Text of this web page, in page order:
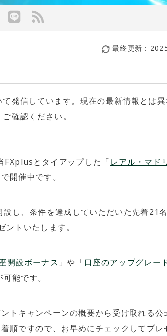
最終更新：
発信しています。現在の最新情報とは異
ご確認ください。
FXplusとタイアップした「 レアル・マド
開催中です。
し、条件を達成していただいた先着21
トいたします。
開設ボーナス 」や「口座のアップグレー
能です。
トキャンペーンの概要から受け取れる公
順ですので、お早めにチェックしてプレ